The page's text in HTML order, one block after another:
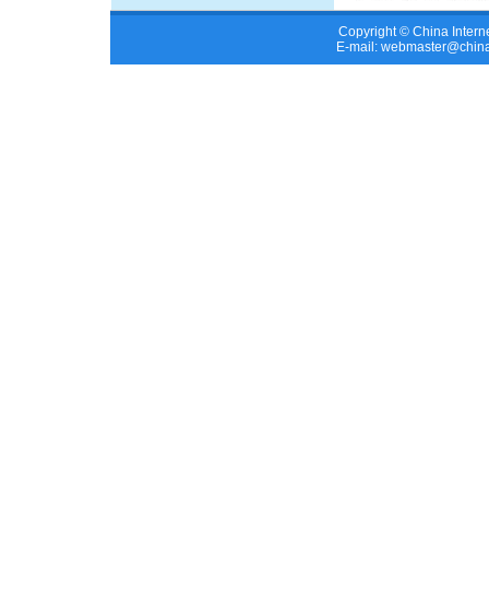
Copyright © China
E-mail: